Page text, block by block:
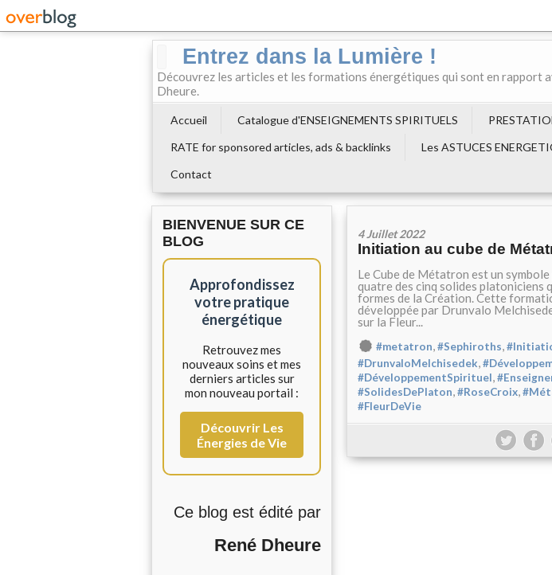
Entrez dans la Lumière !
Découvrez les articles et les formations énergétiques qui sont en rapport
Dheure.
Accueil Catalogue d'ENSEIGNEMENTS SPIRITUELS
RATE for sponsored articles, ads & backlinks
Les ASTUCES
Contact
BIENVENUE SUR CE
BLOG
Approfondissez
votre pratique
énergétique
Retrouvez mes
nouveaux soins et mes
derniers articles sur
mon nouveau portail :
Découvrir Les
Énergies de Vie
Ce blog est édité par
René Dheure
4 Juillet 2022
Initiation au cube de
Le Cube de Métatron est un
quatre des cinq solides platoniciens
formes de la Création. Cette
développée par Drunvalo
sur la Fleur...
#metatron,#Sephiroths,
#DrunvaloMelchisedek,
#DéveloppementSpirituel,
#SolidesDePlaton,#RoseCroix,
#FleurDeVie